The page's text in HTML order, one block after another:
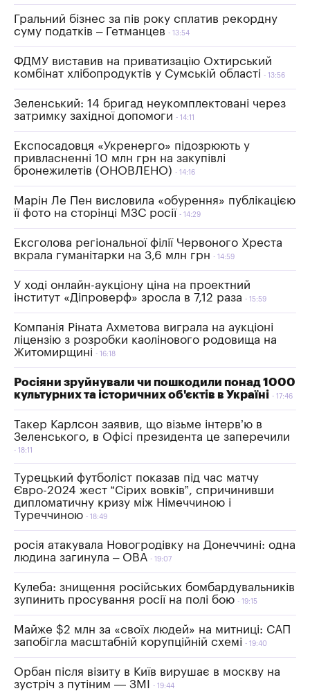
Гральний бізнес за пів року сплатив рекордну
суму податків – Гетманцев
13:54
ФДМУ виставив на приватизацію Охтирський
комбінат хлібопродуктів у Сумській області
13:56
Зеленський: 14 бригад неукомплектовані через
затримку західної допомоги
14:11
Експосадовця «Укренерго» підозрюють у
привласненні 10 млн грн на закупівлі
бронежилетів (ОНОВЛЕНО)
14:16
Марін Ле Пен висловила «обурення» публікацією
її фото на сторінці МЗС росії
14:29
Ексголова регіональної філії Червоного Хреста
вкрала гуманітарки на 3,6 млн грн
14:59
У ході онлайн-аукціону ціна на проектний
інститут «Діпроверф» зросла в 7,12 раза
15:59
Компанія Ріната Ахметова виграла на аукціоні
ліцензію з розробки каолінового родовища на
Житомирщині
16:18
Росіяни зруйнували чи пошкодили понад 1000
культурних та історичних об'єктів в Україні
17:46
Такер Карлсон заявив, що візьме інтерв’ю в
Зеленського, в Офісі президента це заперечили
18:11
Турецький футболіст показав під час матчу
Євро-2024 жест “Сірих вовків”, спричинивши
дипломатичну кризу між Німеччиною і
Туреччиною
18:49
росія атакувала Новогродівку на Донеччині: одна
людина загинула – ОВА
19:07
Кулеба: знищення російських бомбардувальників
зупинить просування росії на полі бою
19:15
Майже $2 млн за «своїх людей» на митниці: САП
запобігла масштабній корупційній схемі
19:40
Орбан після візиту в Київ вирушає в москву на
зустріч з путіним — ЗМІ
19:44